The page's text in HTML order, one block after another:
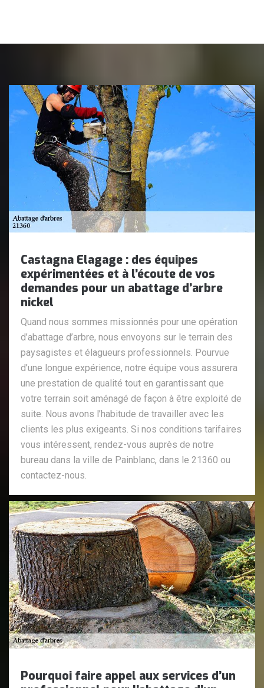
Castagna Elagage : des équipes
expérimentées et à l’écoute de vos
demandes pour un abattage d’arbre
nickel
Quand nous sommes missionnés pour une opération
d’abattage d’arbre, nous envoyons sur le terrain des
paysagistes et élagueurs professionnels. Pourvue
d’une longue expérience, notre équipe vous assurera
une prestation de qualité tout en garantissant que
votre terrain soit aménagé de façon à être exploité de
suite. Nous avons l’habitude de travailler avec les
clients les plus exigeants. Si nos conditions tarifaires
vous intéressent, rendez-vous auprès de notre
bureau dans la ville de Painblanc, dans le 21360 ou
contactez-nous.
Pourquoi faire appel aux services d’un